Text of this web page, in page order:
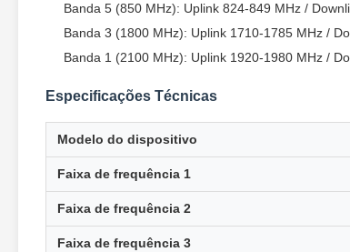
Banda 5 (850 MHz): Uplink 824-849 MHz /
Banda 3 (1800 MHz): Uplink 1710-1785 MHz /
Banda 1 (2100 MHz): Uplink 1920-1980 MHz /
Especificações Técnicas
Modelo do dispositivo
Faixa de frequência 1
Faixa de frequência 2
Faixa de frequência 3